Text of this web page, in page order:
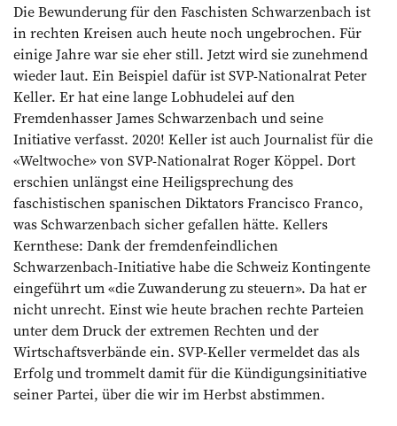
Die Bewunderung für den Faschisten Schwarzenbach ist
in rechten Kreisen auch heute noch ungebrochen. Für
einige Jahre war sie eher still. Jetzt wird sie zunehmend
wieder laut. Ein Beispiel dafür ist SVP-Nationalrat Peter
Keller. Er hat eine lange Lobhudelei auf den
Fremdenhasser James Schwarzenbach und seine
Initiative verfasst. 2020! Keller ist auch Journalist für die
«Weltwoche» von SVP-Nationalrat ­Roger Köppel. Dort
erschien unlängst eine Heiligsprechung des
faschistischen spanischen Diktators Francisco Franco,
was Schwarzenbach sicher gefallen hätte. Kellers
Kernthese: Dank der fremdenfeindlichen
Schwarzenbach-Initiative habe die Schweiz Kontingente
eingeführt um «die Zuwan­derung zu steuern». Da hat er
nicht unrecht. Einst wie heute brachen rechte Parteien
unter dem Druck der extremen Rechten und der
Wirtschaftsverbände ein. SVP-Keller vermeldet das als
Erfolg und trommelt damit für die Kündigungsinitiative
seiner Partei, über die wir im Herbst abstimmen.